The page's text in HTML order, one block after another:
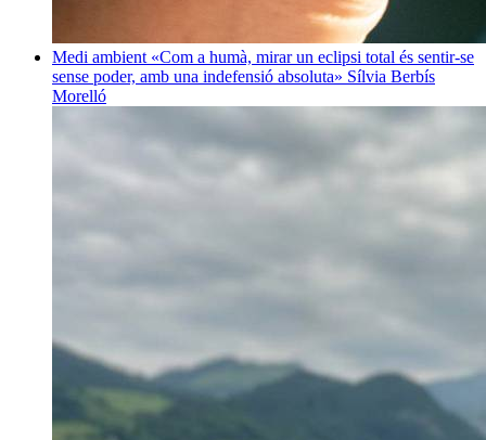
Medi ambient «Com a humà, mirar un eclipsi total és sentir-se
sense poder, amb una indefensió absoluta» Sílvia Berbís
Morelló